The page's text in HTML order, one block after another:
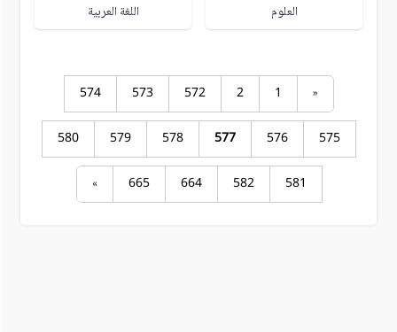
العلوم اللغة العربية
«
1
2
572
573
574
575
576
577
578
579
580
581
582
664
665
»